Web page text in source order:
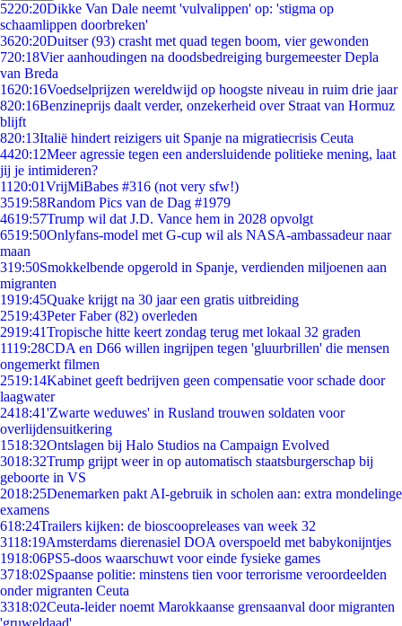
5220:20Dikke Van Dale neemt 'vulvalippen' op: 'stigma op
schaamlippen doorbreken'
3620:20Duitser (93) crasht met quad tegen boom, vier gewonden
720:18Vier aanhoudingen na doodsbedreiging burgemeester Depla
van Breda
1620:16Voedselprijzen wereldwijd op hoogste niveau in ruim drie jaar
820:16Benzineprijs daalt verder, onzekerheid over Straat van Hormuz
blijft
820:13Italië hindert reizigers uit Spanje na migratiecrisis Ceuta
4420:12Meer agressie tegen een andersluidende politieke mening, laat
jij je intimideren?
11 20:01VrijMiBabes #316 (not very sfw!)
3519:58Random Pics van de Dag #1979
4619:57Trump wil dat J.D. Vance hem in 2028 opvolgt
6519:50Onlyfans-model met G-cup wil als NASA-ambassadeur naar
maan
319:50Smokkelbende opgerold in Spanje, verdienden miljoenen aan
migranten
1919:45Quake krijgt na 30 jaar een gratis uitbreiding
2519:43Peter Faber (82) overleden
2919:41Tropische hitte keert zondag terug met lokaal 32 graden
1119:28CDA en D66 willen ingrijpen tegen 'gluurbrillen' die mensen
ongemerkt filmen
2519:14Kabinet geeft bedrijven geen compensatie voor schade door
laagwater
2418:41'Zwarte weduwes' in Rusland trouwen soldaten voor
overlijdensuitkering
1518:32Ontslagen bij Halo Studios na Campaign Evolved
3018:32Trump grijpt weer in op automatisch staatsburgerschap bij
geboorte in VS
2018:25Denemarken pakt AI-gebruik in scholen aan: extra mondelinge
examens
618:24Trailers kijken: de bioscoopreleases van week 32
3118:19Amsterdams dierenasiel DOA overspoeld met babykonijntjes
1918:06PS5-doos waarschuwt voor einde fysieke games
3718:02Spaanse politie: minstens tien voor terrorisme veroordeelden
onder migranten Ceuta
3318:02Ceuta-leider noemt Marokkaanse grensaanval door migranten
'gruweldaad'